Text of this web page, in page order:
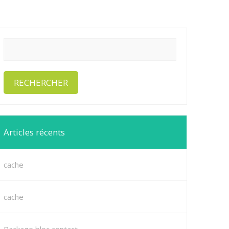
Articles récents
cache
cache